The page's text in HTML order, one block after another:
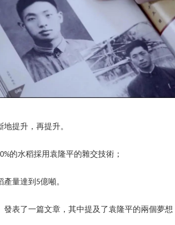
提升，再提升。
的水稻採用袁隆平的雜交技術；
量達到5億噸。
發表了一篇文章，其中提及了袁隆平的兩個夢想